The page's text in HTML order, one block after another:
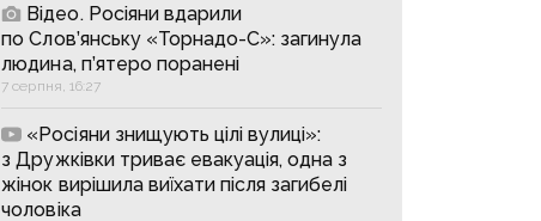
Відео. Росіяни вдарили
по Слов’янську «Торнадо-С»: загинула
людина, п’ятеро поранені
7 серпня, 16:27
«Росіяни знищують цілі вулиці»:
з Дружківки триває евакуація, одна з
жінок вирішила виїхати після загибелі
чоловіка